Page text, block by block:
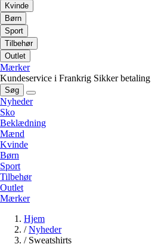
Kvinde
Børn
Sport
Tilbehør
Outlet
Mærker
Kundeservice i Frankrig Sikker betaling
Søg
Nyheder
Sko
Beklædning
Mænd
Kvinde
Børn
Sport
Tilbehør
Outlet
Mærker
Hjem
/ Nyheder
/ Sweatshirts